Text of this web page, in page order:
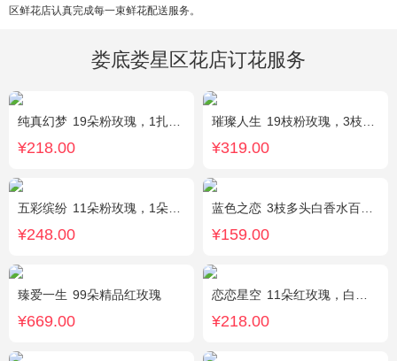
区鲜花店认真完成每一束鲜花配送服务。
娄底娄星区花店订花服务
纯真幻梦 19朵粉玫瑰，1扎满天星间插丰满
¥218.00
璀璨人生 19枝粉玫瑰，3枝向日葵，绿叶搭配
¥319.00
五彩缤纷 11朵粉玫瑰，1朵粉绣球，白色乒乓菊，桔梗、绿叶搭配
¥248.00
蓝色之恋 3枝多头白香水百合，情人草丰满，绿叶。
¥159.00
臻爱一生 99朵精品红玫瑰
¥669.00
恋恋星空 11朵红玫瑰，白色满天星丰满搭配，红豆点缀，一条灯带，搭配2只小熊
¥218.00